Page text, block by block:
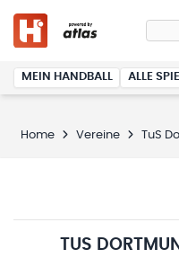
MEIN HANDBALL ALLE
Home Vereine TuS
TUS